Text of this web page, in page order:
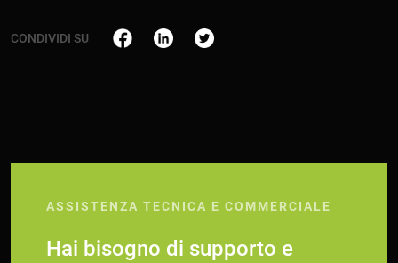
CONDIVIDI SU
ASSISTENZA TECNICA E COMMERCIALE
Hai bisogno di supporto e